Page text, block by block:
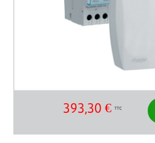
393,30 € TTC